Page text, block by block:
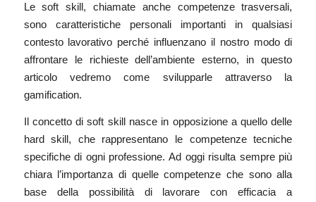
Le soft skill, chiamate anche competenze trasversali,
sono caratteristiche personali importanti in qualsiasi
contesto lavorativo perché influenzano il nostro modo di
affrontare le richieste dell’ambiente esterno, in questo
articolo vedremo come svilupparle attraverso la
gamification.
Il concetto di soft skill nasce in opposizione a quello delle
hard skill, che rappresentano le competenze tecniche
specifiche di ogni professione. Ad oggi risulta sempre più
chiara l’importanza di quelle competenze che sono alla
base della possibilità di lavorare con efficacia a